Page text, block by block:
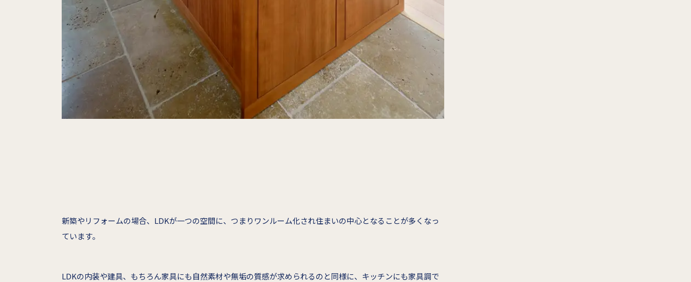
新築やリフォームの場合、LDKが一つの空間に、つまりワンルーム化され住まいの中心となることが多くなっ
ています。
LDKの内装や建具、もちろん家具にも自然素材や無垢の質感が求められるのと同様に、キッチンにも家具調で